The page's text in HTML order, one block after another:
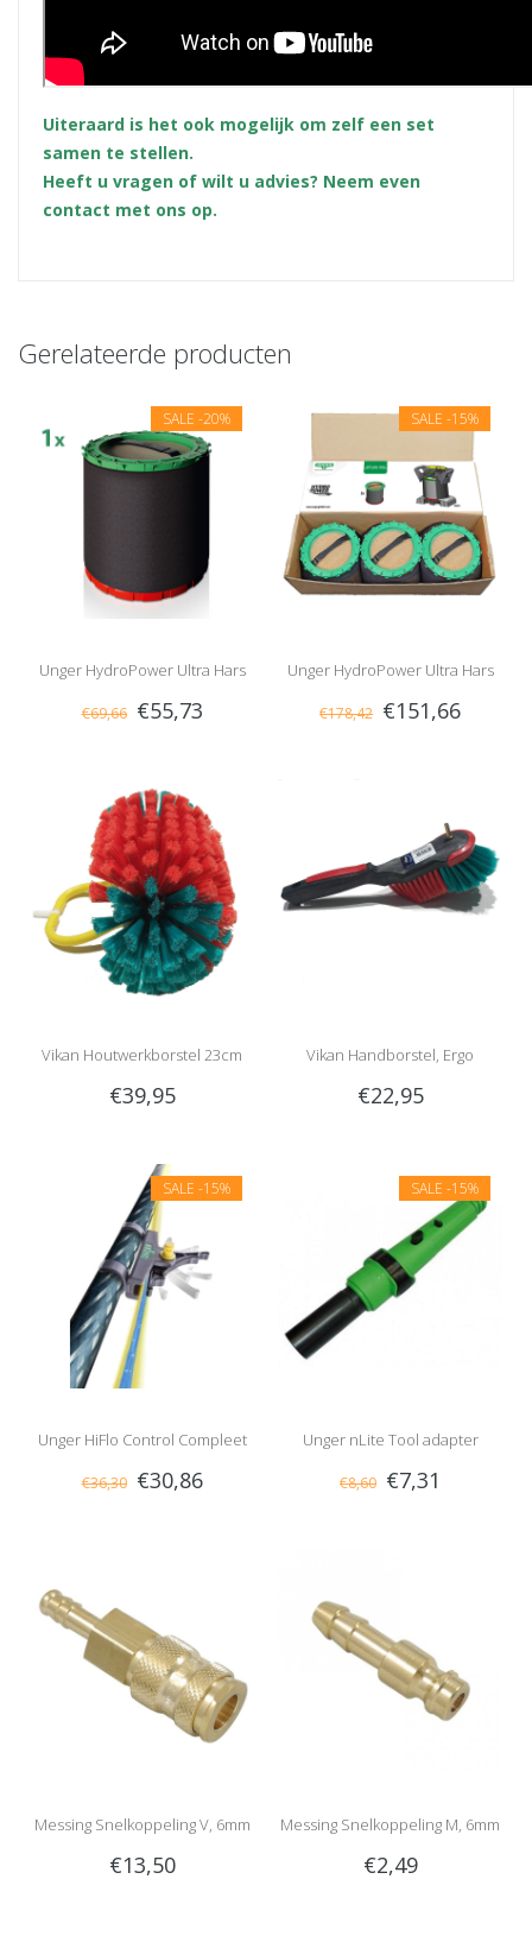
Uiteraard is het ook mogelijk om zelf een set
samen te stellen.
Heeft u vragen of wilt u advies? Neem even
contact met ons op.
Gerelateerde producten
SALE -20%
Unger HydroPower Ultra Hars
(1x)
€69,66 €55,73
SALE -15%
Unger HydroPower Ultra Hars
(3x)
€178,42 €151,66
Vikan Houtwerkborstel 23cm
€39,95
Vikan Handborstel, Ergo
€22,95
SALE -15%
Unger HiFlo Control Compleet
€36,30 €30,86
SALE -15%
Unger nLite Tool adapter
€8,60 €7,31
Messing Snelkoppeling V, 6mm
€13,50
Messing Snelkoppeling M, 6mm
€2,49